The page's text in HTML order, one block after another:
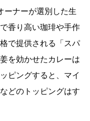
ーナーが選別した生
香り高い珈琲や手作
で提供される「スパ
を効かせたカレーは
ピングすると、マイ
どのトッピングはす